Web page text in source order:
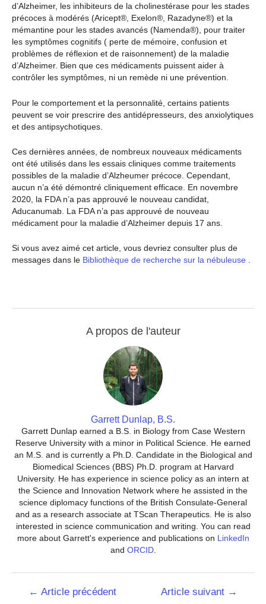
d’Alzheimer, les inhibiteurs de la cholinestérase pour les stades
précoces à modérés (Aricept®, Exelon®, Razadyne®) et la
mémantine pour les stades avancés (Namenda®), pour traiter
les symptômes cognitifs ( perte de mémoire, confusion et
problèmes de réflexion et de raisonnement) de la maladie
d’Alzheimer. Bien que ces médicaments puissent aider à
contrôler les symptômes, ni un remède ni une prévention.
Pour le comportement et la personnalité, certains patients
peuvent se voir prescrire des antidépresseurs, des anxiolytiques
et des antipsychotiques.
Ces dernières années, de nombreux nouveaux médicaments
ont été utilisés dans les essais cliniques comme traitements
possibles de la maladie d’Alzheumer précoce. Cependant,
aucun n’a été démontré cliniquement efficace. En novembre
2020, la FDA n’a pas approuvé le nouveau candidat,
Aducanumab. La FDA n’a pas approuvé de nouveau
médicament pour la maladie d’Alzheimer depuis 17 ans.
Si vous avez aimé cet article, vous devriez consulter plus de
messages dans le Bibliothèque de recherche sur la nébuleuse .
A propos de l'auteur
Garrett Dunlap, B.S.
Garrett Dunlap earned a B.S. in Biology from Case Western
Reserve University with a minor in Political Science. He earned
an M.S. and is currently a Ph.D. Candidate in the Biological and
Biomedical Sciences (BBS) Ph.D. program at Harvard
University. He has experience in science policy as an intern at
the Science and Innovation Network where he assisted in the
science diplomacy functions of the British Consulate-General
and as a research associate at TScan Therapeutics. He is also
interested in science communication and writing. You can read
more about Garrett's experience and publications on LinkedIn
and ORCID.
Navigation
← Article précédent Article suivant →